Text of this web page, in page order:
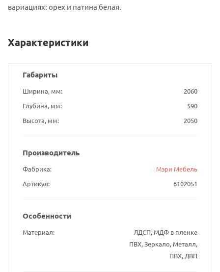
вариациях: орех и патина белая.
Характеристики
Габариты
Ширина, мм
2060
Глубина, мм
590
Высота, мм
2050
Производитель
Фабрика
Мэри Мебель
Артикул
6102051
Особенности
Материал
ЛДСП, МДФ в пленке
ПВХ, Зеркало, Металл,
ПВХ, ДВП